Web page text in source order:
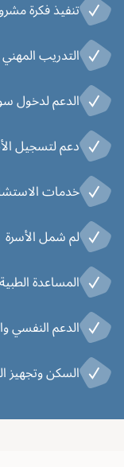
تنفيذ فكرة
التدريب المهني
الدعم لدخول
دعم لتسجيل
خدمات
لم شمل الأسرة
المساعدة الطبية
الدعم النفسي
السكن وتجهيز